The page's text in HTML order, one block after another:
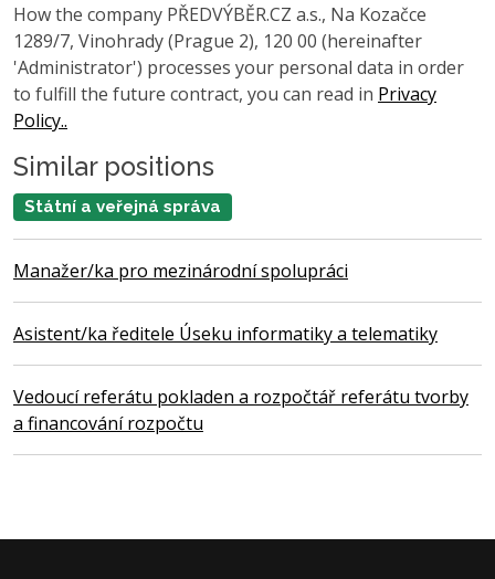
How the company PŘEDVÝBĚR.CZ a.s., Na Kozačce
1289/7, Vinohrady (Prague 2), 120 00 (hereinafter
'Administrator') processes your personal data in order
to fulfill the future contract, you can read in Privacy
Policy..
Similar positions
Státní a veřejná správa
Manažer/ka pro mezinárodní spolupráci
Asistent/ka ředitele Úseku informatiky a telematiky
Vedoucí referátu pokladen a rozpočtář referátu tvorby
a financování rozpočtu